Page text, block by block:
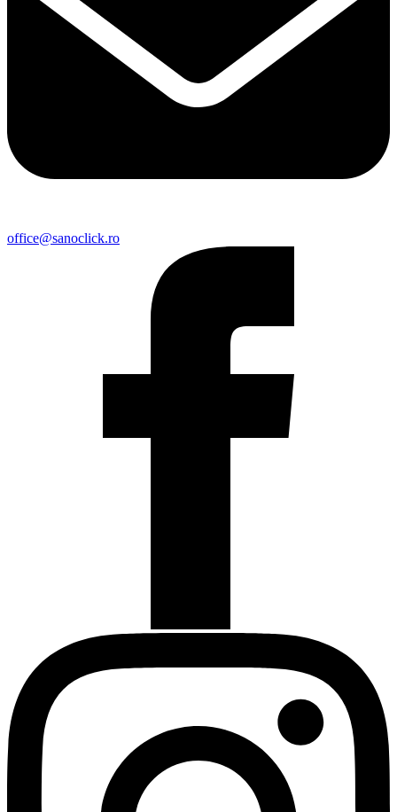
office@sanoclick.ro